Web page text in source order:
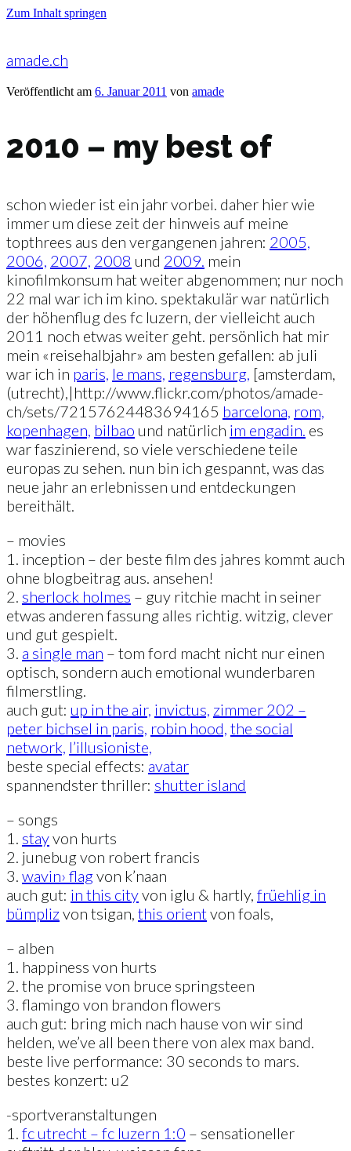
Zum Inhalt springen
amade.ch
Veröffentlicht am 6. Januar 2011 von amade
2010 – my best of
schon wieder ist ein jahr vorbei. daher hier wie
immer um diese zeit der hinweis auf meine
topthrees aus den vergangenen jahren: 2005,
2006, 2007, 2008 und 2009. mein
kinofilmkonsum hat weiter abgenommen; nur noch
22 mal war ich im kino. spektakulär war natürlich
der höhenflug des fc luzern, der vielleicht auch
2011 noch etwas weiter geht. persönlich hat mir
mein «reisehalbjahr» am besten gefallen: ab juli
war ich in paris, le mans, regensburg, [amsterdam,
(utrecht),|http://www.flickr.com/photos/amade-
ch/sets/72157624483694165 barcelona, rom,
kopenhagen, bilbao und natürlich im engadin. es
war faszinierend, so viele verschiedene teile
europas zu sehen. nun bin ich gespannt, was das
neue jahr an erlebnissen und entdeckungen
bereithält.
– movies
1. inception – der beste film des jahres kommt auch
ohne blogbeitrag aus. ansehen!
2. sherlock holmes – guy ritchie macht in seiner
etwas anderen fassung alles richtig. witzig, clever
und gut gespielt.
3. a single man – tom ford macht nicht nur einen
optisch, sondern auch emotional wunderbaren
filmerstling.
auch gut: up in the air, invictus, zimmer 202 –
peter bichsel in paris, robin hood, the social
network, l’illusioniste,
beste special effects: avatar
spannendster thriller: shutter island
– songs
1. stayvon hurts
2. junebug von robert francis
3. wavin› flagvon k’naan
auch gut: in this cityvon iglu & hartly, früehlig in
bümplizvon tsigan, this orientvon foals,
– alben
1. happiness von hurts
2. the promise von bruce springsteen
3. flamingo von brandon flowers
auch gut: bring mich nach hause von wir sind
helden, we’ve all been there von alex max band.
beste live performance: 30 seconds to mars.
bestes konzert: u2
-sportveranstaltungen
1. fc utrecht – fc luzern 1:0 – sensationeller